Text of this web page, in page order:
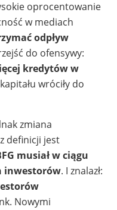
oprocentowanie
w mediach
odpływ
do ofensywy:
kredytów w
wróciły do
zmiana
definicji jest
musiał w ciągu
inwestorów. I znalazł:
Nowymi